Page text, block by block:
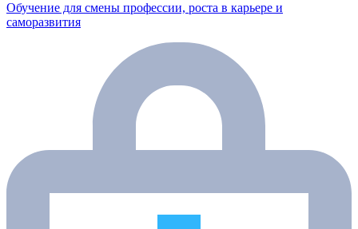
Обучение для смены профессии, роста в карьере и
саморазвития